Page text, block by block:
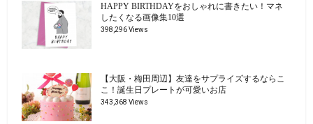
HAPPY BIRTHDAYをおしゃれに書きたい！マネ
したくなる画像集10選
398,296 Views
【大阪・梅田周辺】友達をサプライズするならこ
こ！誕生日プレートが可愛いお店
343,368 Views